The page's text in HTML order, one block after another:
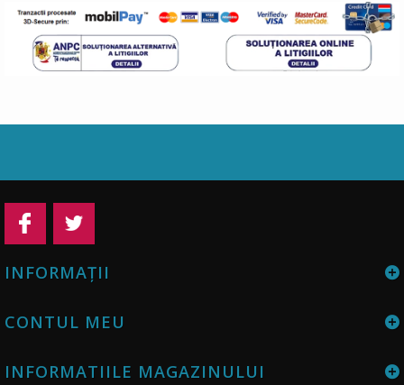
INFORMAŢII
CONTUL MEU
INFORMATIILE MAGAZINULUI